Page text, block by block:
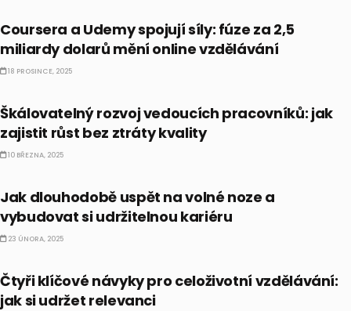
Coursera a Udemy spojují síly: fúze za 2,5
miliardy dolarů mění online vzdělávání
18 PROSINCE, 2025
Škálovatelný rozvoj vedoucích pracovníků: jak
zajistit růst bez ztráty kvality
10 BŘEZNA, 2025
Jak dlouhodobě uspět na volné noze a
vybudovat si udržitelnou kariéru
23 ÚNORA, 2025
Čtyři klíčové návyky pro celoživotní vzdělávání:
jak si udržet relevanci